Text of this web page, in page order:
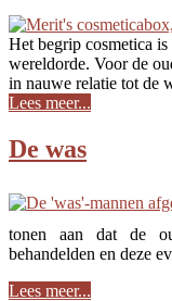
Het begrip cosmetica
wereldorde. Voor de
in nauwe relatie tot de
Lees meer...
De was
tonen aan dat de
behandelden en deze
Lees meer...